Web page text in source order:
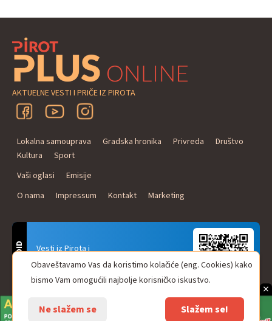
×
AKTUELNE VESTI I PRIČE IZ PIROTA
Lokalna samouprava Gradska hronika Privreda
Društvo
Kultura
Sport
Vaši oglasi
Emisije
O nama
Impressum Kontakt Marketing
Vesti iz Pirota i
Naxi Plus Radio
Uvek u Vašem džepu!
ANDROID
© Pirot plus online - internet portal. Sva prava zadržana.
Obaveštavamo Vas da koristimo kolačiće (eng. Cookies) kako
bismo Vam omogućili najbolje korisničko iskustvo.
Ne slažem se Slažem se!